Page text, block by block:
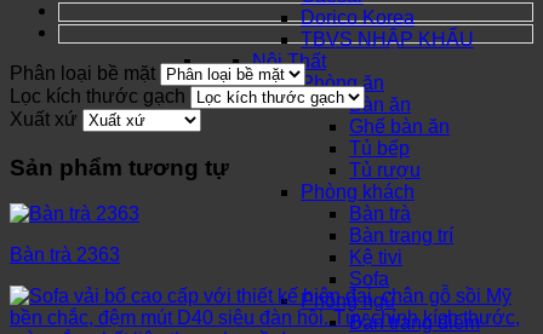
Dorico Korea
TBVS NHẬP KHẨU
Nội Thất
Phòng ăn
Bàn ăn
Ghế bàn ăn
Tủ bếp
Tủ rượu
Phòng khách
Bàn trà
Bàn trang trí
Kệ tivi
Sofa
Phòng ngủ
Bàn trang điểm
Phân loại bề mặt
Lọc kích thước gạch
Xuất xứ
Sản phẩm tương tự
Bàn trà 2363